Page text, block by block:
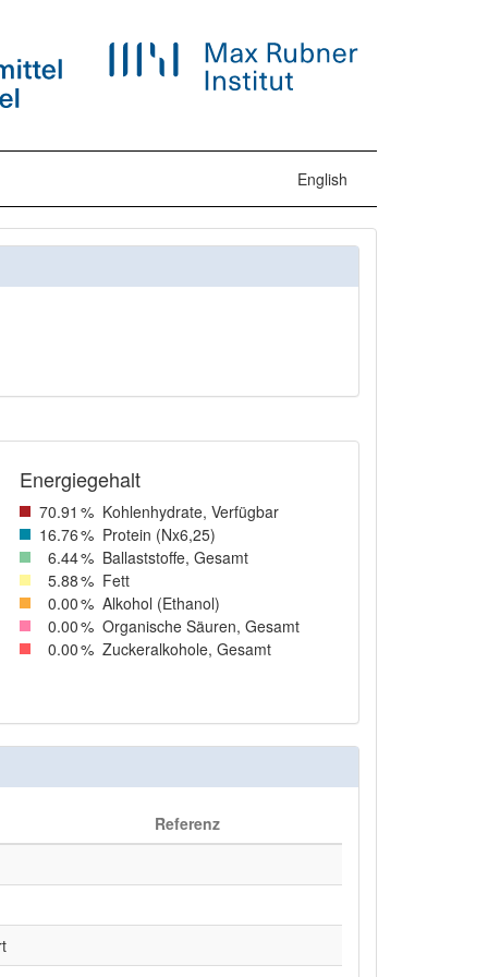
English
Energiegehalt
70.91 % Kohlenhydrate, Verfügbar
16.76% Protein (Nx6,25)
6.44% Ballaststoffe, Gesamt
5.88% Fett
0.00% Alkohol (Ethanol)
0.00% Organische Säuren, Gesamt
0.00% Zuckeralkohole, Gesamt
Referenz